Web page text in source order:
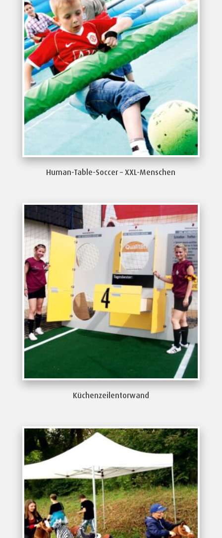
Human-Table-Soccer – XXL-Menschen
Küchenzeilentorwand